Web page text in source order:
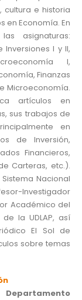
cultura e historia
en Economía. En
asignaturas:
Inversiones I y II,
I,
Finanzas
Microeconomía.
artículos en
sus trabajos de
en
de Inversión,
Financieros,
Carteras, etc.).
Nacional
Investigador
Académico del
la UDLAP, así
El Sol de
sobre temas